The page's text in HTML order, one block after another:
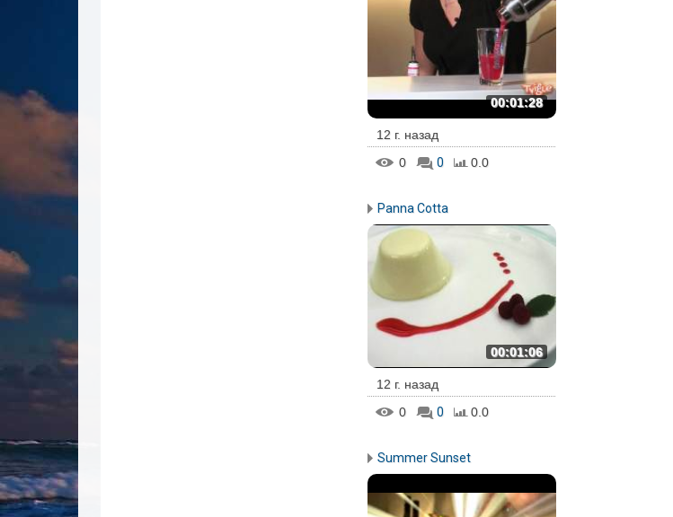
00:01:28
12 г. назад
0
0 0.0
Panna Cotta
00:01:06
12 г. назад
0
0 0.0
Summer Sunset